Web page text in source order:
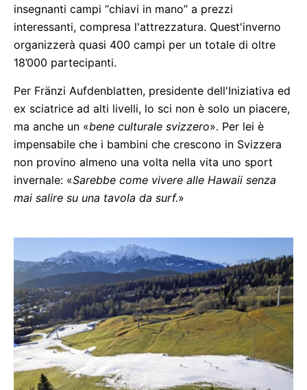
insegnanti campi “chiavi in mano” a prezzi
interessanti, compresa l'attrezzatura. Quest'inverno
organizzerà quasi 400 campi per un totale di oltre
18’000 partecipanti.
Per Fränzi Aufdenblatten, presidente dell'Iniziativa ed
ex sciatrice ad alti livelli, lo sci non è solo un piacere,
ma anche un «bene culturale svizzero». Per lei è
impensabile che i bambini che crescono in Svizzera
non provino almeno una volta nella vita uno sport
invernale: «Sarebbe come vivere alle Hawaii senza
mai salire su una tavola da surf.»